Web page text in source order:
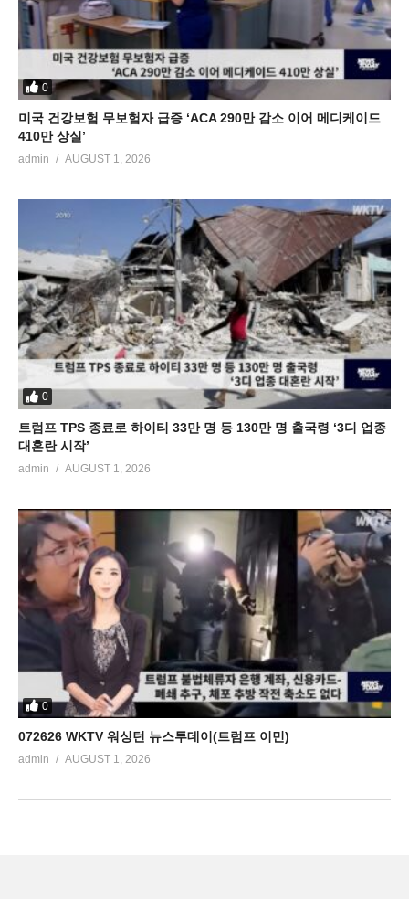
0
미국 건강보험 무보험자 급증 ‘ACA 290만 감소 이어 메디케이드
410만 상실’
admin AUGUST 1, 2026
0
트럼프 TPS 종료로 하이티 33만 명 등 130만 명 출국령 ‘3디 업종
대혼란 시작’
admin AUGUST 1, 2026
0
072626 WKTV 워싱턴 뉴스투데이(트럼프 이민)
admin AUGUST 1, 2026